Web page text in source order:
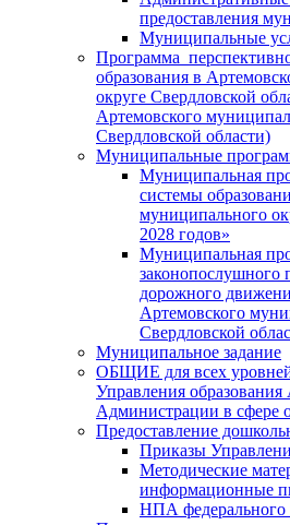
предоставления
Муниципальные
Программа
образования в
округе Свердловской
Артемовского
Свердловской области)
Муниципальные
Муниципальная
системы
муниципального
2028 годов»
Муниципальная
законопослушного
дорожного
Артемовского
Свердловской
Муниципальное задание
ОБЩИЕ для всех
Управления
Администрации в сфере
Предоставление
Приказы
Методические
информационные
НПА федерального